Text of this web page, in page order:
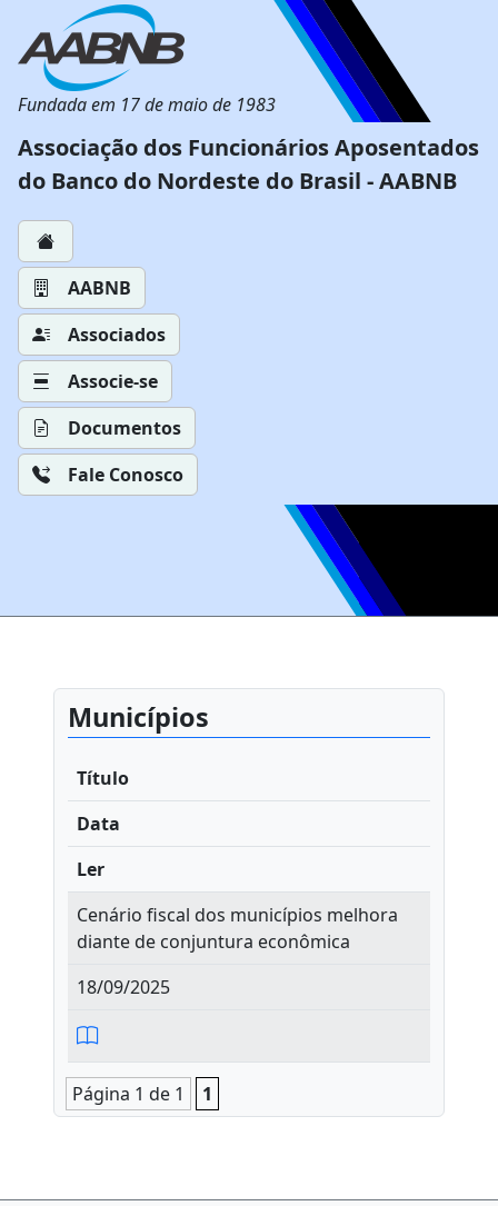
Fundada em 17 de maio de 1983
Associação dos Funcionários Aposentados
do Banco do Nordeste do Brasil - AABNB
AABNB
Associados
Associe-se
Documentos
Fale Conosco
Municípios
Título
Data
Ler
Cenário fiscal dos municípios melhora
diante de conjuntura econômica
18/09/2025
Página 1 de 1 1